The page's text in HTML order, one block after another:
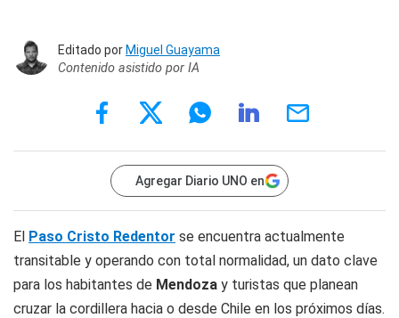
Editado porMiguel Guayama
Contenido asistido por IA
Agregar Diario UNO en
El Paso Cristo Redentor se encuentra actualmente
transitable y operando con total normalidad, un dato clave
para los habitantes de Mendoza y turistas que planean
cruzar la cordillera hacia o desde Chile en los próximos días.